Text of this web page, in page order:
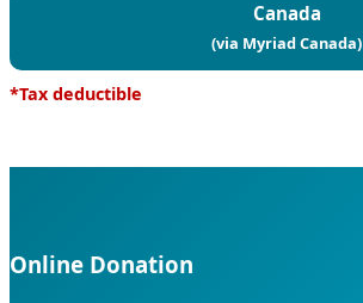
Canada
(via Myriad Canada)
*Tax deductible
Online Donation